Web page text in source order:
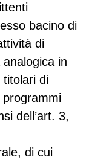
bacino di
di
in
di
dell’art. 3,
di cui